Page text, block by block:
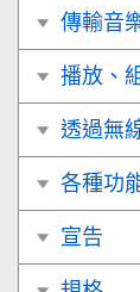
傳輸音
播放、
透過無
各種功
宣告